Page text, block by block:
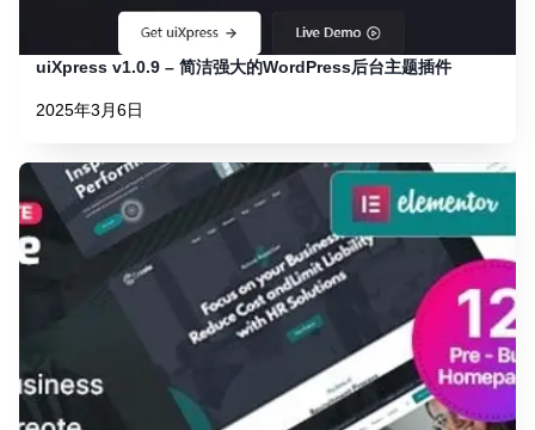
uiXpress v1.0.9 – 简洁强大的WordPress后台主题插件
2025年3月6日